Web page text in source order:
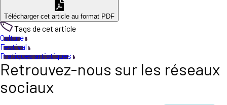
Télécharger cet article au format PDF
Tags de cet article
Culture
Festival
Pratiques artistiques
Retrouvez-nous sur les réseaux
sociaux